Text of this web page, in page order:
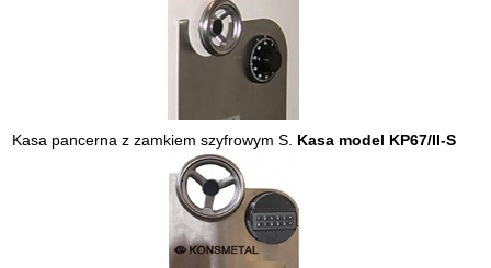
Kasa pancerna z zamkiem szyfrowym S. Kasa model KP67/II-S